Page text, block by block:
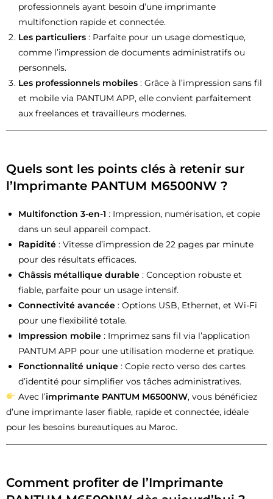
professionnels ayant besoin d’une imprimante
multifonction rapide et connectée.
Les particuliers : Parfaite pour un usage domestique,
comme l’impression de documents administratifs ou
personnels.
Les professionnels mobiles : Grâce à l’impression sans fil
et mobile via PANTUM APP, elle convient parfaitement
aux freelances et travailleurs modernes.
Quels sont les points clés à retenir sur
l’Imprimante PANTUM M6500NW ?
Multifonction 3-en-1 : Impression, numérisation, et copie
dans un seul appareil compact.
Rapidité : Vitesse d’impression de 22 pages par minute
pour des résultats efficaces.
Châssis métallique durable : Conception robuste et
fiable, parfaite pour un usage intensif.
Connectivité avancée : Options USB, Ethernet, et Wi-Fi
pour une flexibilité totale.
Impression mobile : Imprimez sans fil via l’application
PANTUM APP pour une utilisation moderne et pratique.
Fonctionnalité unique : Copie recto verso des cartes
d’identité pour simplifier vos tâches administratives.
Avec l’imprimante PANTUM M6500NW, vous bénéficiez
d’une imprimante laser fiable, rapide et connectée, idéale
pour les besoins bureautiques au Maroc.
Comment profiter de l’Imprimante